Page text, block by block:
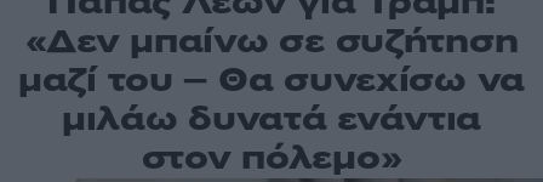
«Δεν μπαίνω σε συζήτηση
μαζί του – Θα συνεχίσω να
μιλάω δυνατά ενάντια
στον πόλεμο»